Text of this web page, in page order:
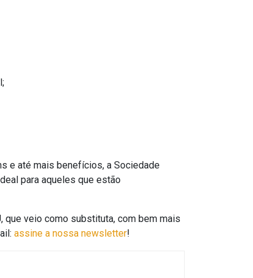
e até mais benefícios, a Sociedade
para aqueles que estão
que veio como substituta, com bem mais
assine a nossa newsletter!